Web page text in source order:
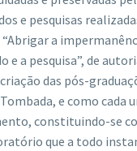
e pesquisas
a
e a pesquisa”, de
das pós-
e como cada
constituindo-se
que a todo